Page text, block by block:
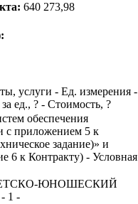
640 273,98
услуги - Ед. измерения -
ед., ? - Стоимость, ?
обеспечения
с приложением 5 к
задание)» и
6 к Контракту) - Условная
ЮНОШЕСКИЙ
1 -